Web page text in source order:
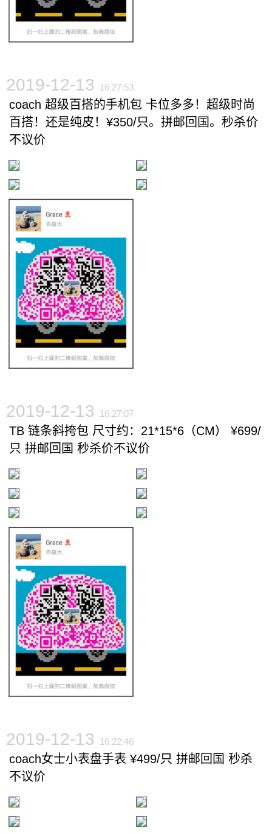
2019-12-13 16:27:53
coach 超级百搭的手机包 卡位多多！超级时尚
百搭！还是纯皮！¥350/只。拼邮回国。秒杀价
不议价
2019-12-13 16:27:07
TB 链条斜挎包 尺寸约：21*15*6（CM） ¥699/
只 拼邮回国 秒杀价不议价
2019-12-13 16:22:46
coach女士小表盘手表 ¥499/只 拼邮回国 秒杀
不议价